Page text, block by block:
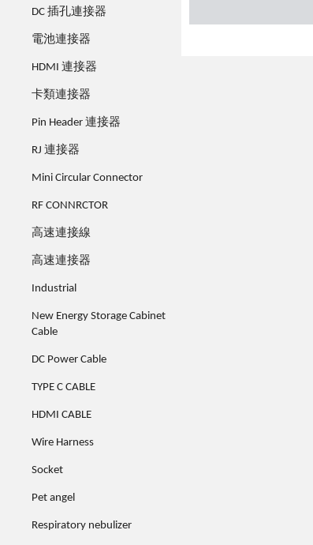
DC 插孔連接器
電池連接器
HDMI 連接器
卡類連接器
Pin Header 連接器
RJ 連接器
Mini Circular Connector
RF CONNRCTOR
高速連接線
高速連接器
Industrial
New Energy Storage Cabinet
Cable
DC Power Cable
TYPE C CABLE
HDMI CABLE
Wire Harness
Socket
Pet angel
Respiratory nebulizer